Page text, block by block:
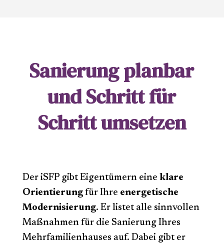
Sanierung planbar
und Schritt für
Schritt umsetzen
Der iSFP gibt Eigentümern eine klare
Orientierungfür Ihre energetische
Modernisierung. Er listet alle sinnvollen
Maßnahmen für die Sanierung Ihres
Mehrfamilienhauses auf. Dabei gibt er